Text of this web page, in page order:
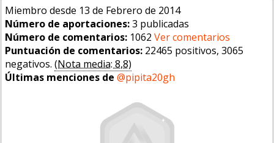
Miembro desde 13 de Febrero de 2014
Número de aportaciones:3 publicadas
Número de comentarios: 1062 Ver comentarios
Puntuación de comentarios: 22465 positivos, 3065
negativos. (Nota media: 8,8)
Últimas menciones de @pipita20gh